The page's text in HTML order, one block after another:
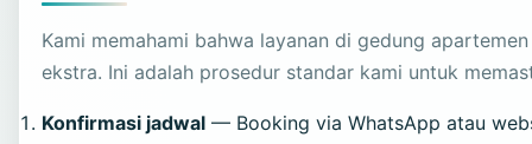
Kami memahami bahwa layanan di gedung
ekstra. Ini adalah prosedur standar kami untuk
Konfirmasi jadwal — Booking via WhatsApp atau